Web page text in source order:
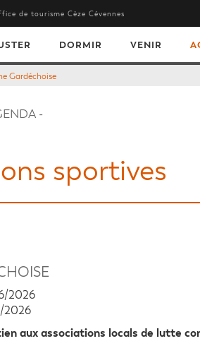
de tourisme Cèze Cévennes
DORMIR VENIR
Gardéchoise
-
sportives
2026
2026
aux associations locals de lutte